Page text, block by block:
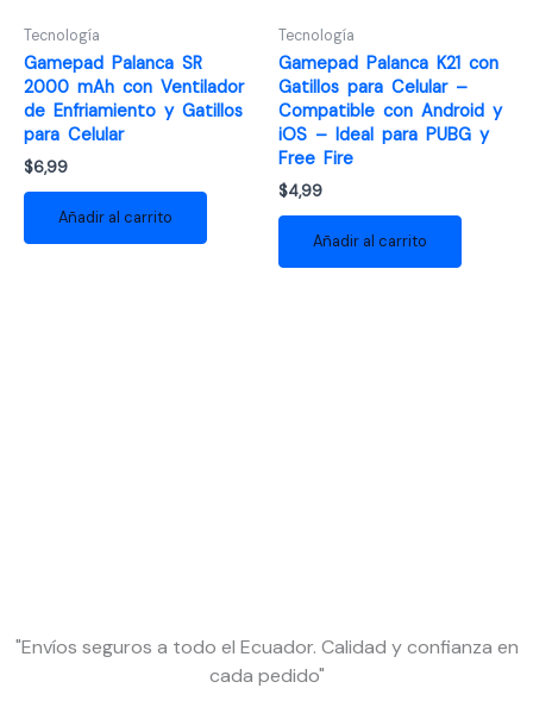
Tecnología
Gamepad Palanca SR
2000 mAh con Ventilador
de Enfriamiento y Gatillos
para Celular
$6,99
Añadir al carrito
Tecnología
Gamepad Palanca K21 con
Gatillos para Celular –
Compatible con Android y
iOS – Ideal para PUBG y
Free Fire
$4,99
Añadir al carrito
"Envíos seguros a todo el Ecuador. Calidad y confianza en
cada pedido"